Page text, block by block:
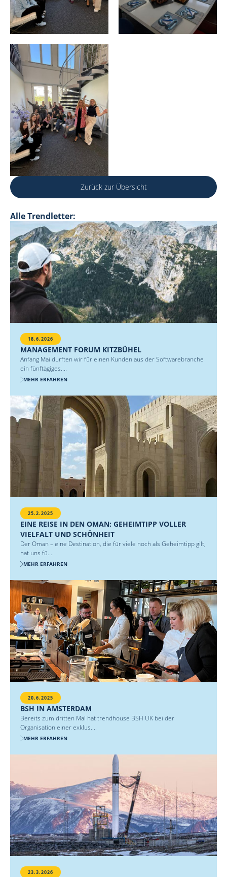
Zurück zur Übersicht
Alle Trendletter:
18.6.2026
MANAGEMENT FORUM KITZBÜHEL
Anfang Mai durften wir für einen Kunden aus der Softwarebranche
ein fünftägiges....
MEHR ERFAHREN
25.2.2025
EINE REISE IN DEN OMAN: GEHEIMTIPP VOLLER
VIELFALT UND SCHÖNHEIT
Der Oman – eine Destination, die für viele noch als Geheimtipp gilt,
hat uns fü....
MEHR ERFAHREN
20.6.2025
BSH IN AMSTERDAM
Bereits zum dritten Mal hat trendhouse BSH UK bei der
Organisation einer exklus....
MEHR ERFAHREN
23.3.2026